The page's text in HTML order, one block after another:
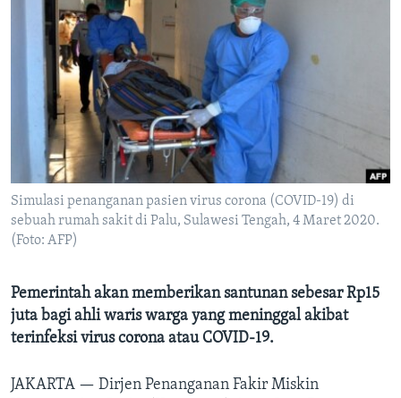
Pencarian
IKUTI KAMI
Bahasa-bahasa
Simulasi penanganan pasien virus corona (COVID-19) di
sebuah rumah sakit di Palu, Sulawesi Tengah, 4 Maret 2020.
(Foto: AFP)
Pemerintah akan memberikan santunan sebesar Rp15
juta bagi ahli waris warga yang meninggal akibat
terinfeksi virus corona atau COVID-19.
JAKARTA — Dirjen Penanganan Fakir Miskin